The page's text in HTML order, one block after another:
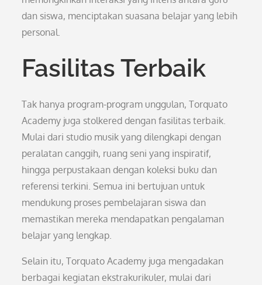
dan siswa, menciptakan suasana belajar yang lebih
personal.
Fasilitas Terbaik
Tak hanya program-program unggulan, Torquato
Academy juga stolkered dengan fasilitas terbaik.
Mulai dari studio musik yang dilengkapi dengan
peralatan canggih, ruang seni yang inspiratif,
hingga perpustakaan dengan koleksi buku dan
referensi terkini. Semua ini bertujuan untuk
mendukung proses pembelajaran siswa dan
memastikan mereka mendapatkan pengalaman
belajar yang lengkap.
Selain itu, Torquato Academy juga mengadakan
berbagai kegiatan ekstrakurikuler, mulai dari